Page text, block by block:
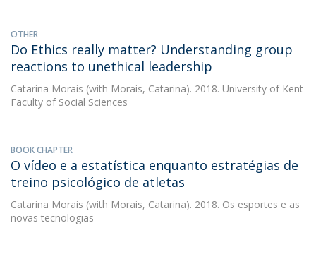
OTHER
Do Ethics really matter? Understanding group
reactions to unethical leadership
Catarina Morais (with Morais, Catarina). 2018. University of Kent
Faculty of Social Sciences
BOOK CHAPTER
O vídeo e a estatística enquanto estratégias de
treino psicológico de atletas
Catarina Morais (with Morais, Catarina). 2018. Os esportes e as
novas tecnologias